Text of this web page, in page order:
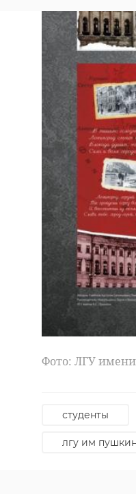
Фото: ЛГУ
студенты
лгу им